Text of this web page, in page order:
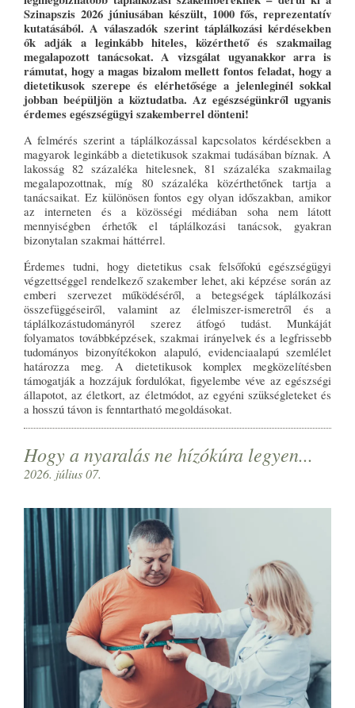
Szinapszis 2026 júniusában készült, 1000 fős, reprezentatív
kutatásából. A válaszadók szerint táplálkozási kérdésekben
ők adják a leginkább hiteles, közérthető és szakmailag
megalapozott tanácsokat. A vizsgálat ugyanakkor arra is
rámutat, hogy a magas bizalom mellett fontos feladat, hogy a
dietetikusok szerepe és elérhetősége a jelenleginél sokkal
jobban beépüljön a köztudatba. Az egészségünkről ugyanis
érdemes egészségügyi szakemberrel dönteni!
A felmérés szerint a táplálkozással kapcsolatos kérdésekben a
magyarok leginkább a dietetikusok szakmai tudásában bíznak. A
lakosság 82 százaléka hitelesnek, 81 százaléka szakmailag
megalapozottnak, míg 80 százaléka közérthetőnek tartja a
tanácsaikat. Ez különösen fontos egy olyan időszakban, amikor
az interneten és a közösségi médiában soha nem látott
mennyiségben érhetők el táplálkozási tanácsok, gyakran
bizonytalan szakmai háttérrel.
Érdemes tudni, hogy dietetikus csak felsőfokú egészségügyi
végzettséggel rendelkező szakember lehet, aki képzése során az
emberi szervezet működéséről, a betegségek táplálkozási
összefüggéseiről, valamint az élelmiszer-ismeretről és a
táplálkozástudományról szerez átfogó tudást. Munkáját
folyamatos továbbképzések, szakmai irányelvek és a legfrissebb
tudományos bizonyítékokon alapuló, evidenciaalapú szemlélet
határozza meg. A dietetikusok komplex megközelítésben
támogatják a hozzájuk fordulókat, figyelembe véve az egészségi
állapotot, az életkort, az életmódot, az egyéni szükségleteket és
a hosszú távon is fenntartható megoldásokat.
Hogy a nyaralás ne hízókúra legyen...
2026. július 07.